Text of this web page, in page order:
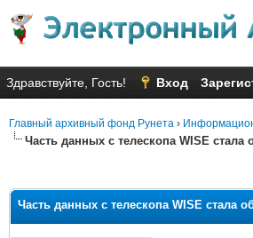
Здравствуйте, Гость! Вход
Главный архивный фонд Рунета ›
Часть данных с телескопа WISE стала
Часть данных с телескопа WISE стала